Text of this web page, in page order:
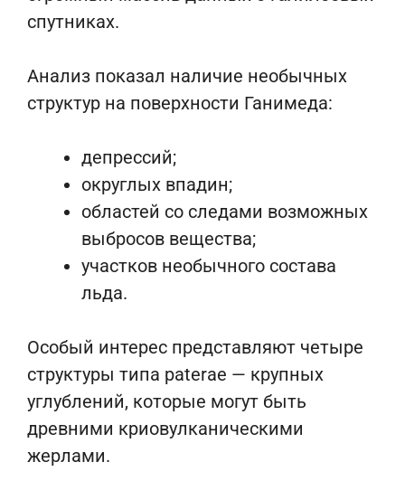
спутниках.
Анализ показал наличие необычных
структур на поверхности Ганимеда:
депрессий;
округлых впадин;
областей со следами возможных
выбросов вещества;
участков необычного состава
льда.
Особый интерес представляют четыре
структуры типа paterae — крупных
углублений, которые могут быть
древними криовулканическими
жерлами.